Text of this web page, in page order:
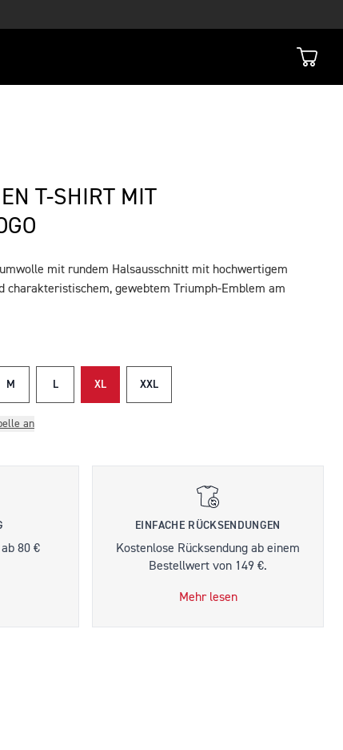
T-SHIRT MIT
mit rundem Halsausschnitt mit hochwertigem
charakteristischem, gewebtem Triumph-Emblem am
M L XL XXL
an
80 €
EINFACHE RÜCKSENDUNGEN
Kostenlose Rücksendung ab einem
Bestellwert von 149 €.
Mehr lesen